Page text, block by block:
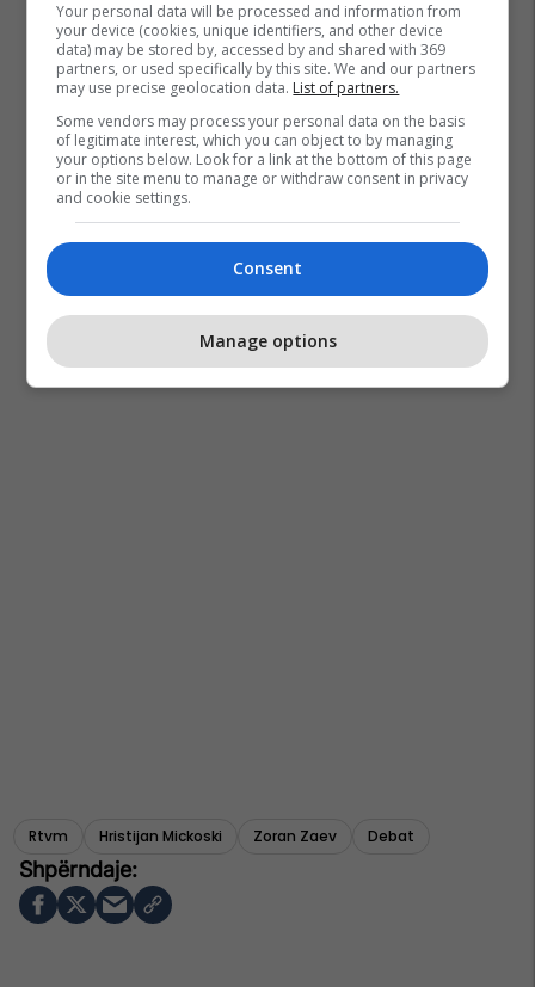
Rtvm Hristijan Mickoski Zoran Zaev Debat
Your personal data will be processed and information from
your device (cookies, unique identifiers, and other device
data) may be stored by, accessed by and shared with 369
partners, or used specifically by this site. We and our partners
may use precise geolocation data. List of partners.
Some vendors may process your personal data on the basis
of legitimate interest, which you can object to by managing
your options below. Look for a link at the bottom of this page
or in the site menu to manage or withdraw consent in privacy
and cookie settings.
Consent
Manage options